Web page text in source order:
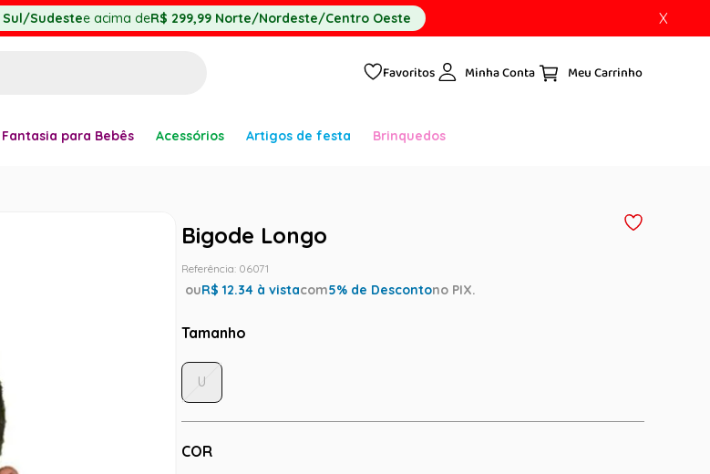
Sul/Sudestee acima deR$ 299,99 Norte/Nordeste/Centro Oeste X
Favoritos Minha Conta
Fantasia para Bebês Acessórios Artigos de festa Brinquedos
Bigode Longo
Referência: 06071
ouR$12.34 à vistacom5% de Descontono PIX.
Tamanho
COR
U